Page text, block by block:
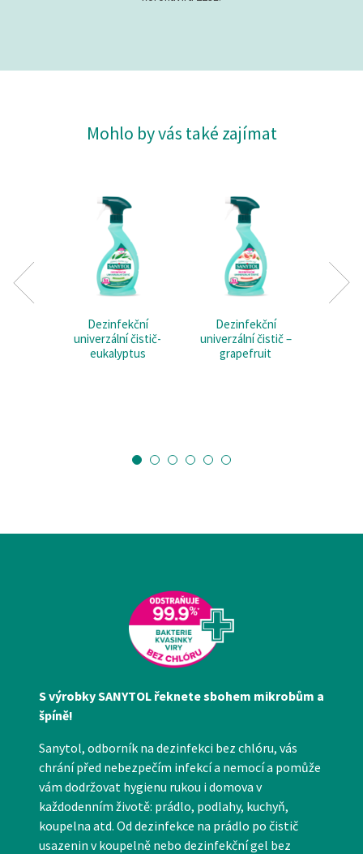
Mohlo by vás také zajímat
Dezinfekční
univerzální čistič-
eukalyptus
Dezinfekční
univerzální čistič –
grapefruit
S výrobky SANYTOL řeknete sbohem mikrobům a
špíně!
Sanytol, odborník na dezinfekci bez chlóru, vás
chrání před nebezpečím infekcí a nemocí a pomůže
vám dodržovat hygienu rukou i domova v
každodenním životě: prádlo, podlahy, kuchyň,
koupelna atd. Od dezinfekce na prádlo po čistič
usazenin v koupelně nebo dezinfekční gel bez